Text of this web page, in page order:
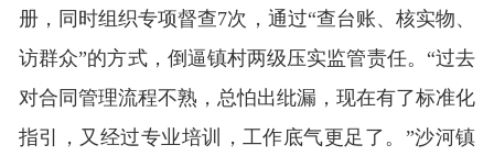
册，同时组织专项督查7次，通过“查台账、核实物、
访群众”的方式，倒逼镇村两级压实监管责任。“过去
对合同管理流程不熟，总怕出纰漏，现在有了标准化
指引，又经过专业培训，工作底气更足了。”沙河镇